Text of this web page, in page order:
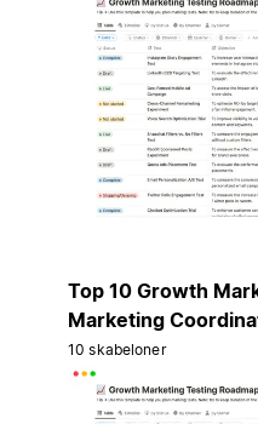
Top 10 Growth
Marketing
10 skabeloner